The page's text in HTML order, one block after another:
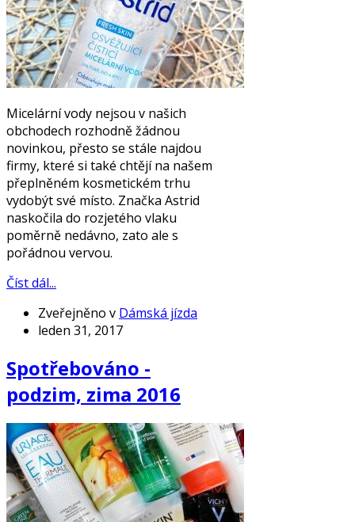
Micelární vody nejsou v našich
obchodech rozhodně žádnou
novinkou, přesto se stále najdou
firmy, které si také chtějí na našem
přeplněném kosmetickém trhu
vydobýt své místo. Značka Astrid
naskočila do rozjetého vlaku
poměrně nedávno, zato ale s
pořádnou vervou.
Číst dál...
Zveřejněno v Dámská jízda
leden 31, 2017
Spotřebováno -
podzim, zima 2016